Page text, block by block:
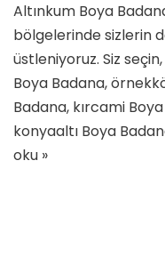
Altınkum Boya
bölgelerinde sizlerin
üstleniyoruz. Siz
Boya Badana,
Badana, kırcami
konyaaltı Boya
oku »